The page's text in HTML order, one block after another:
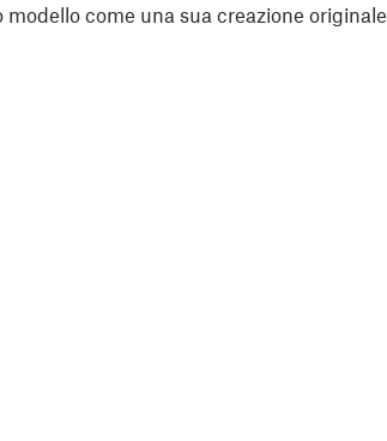
come una sua creazione originale.